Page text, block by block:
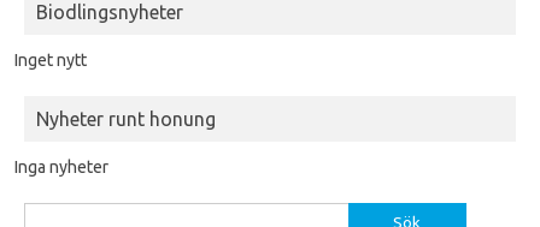
Biodlingsnyheter
Inget nytt
Nyheter runt honung
Inga nyheter